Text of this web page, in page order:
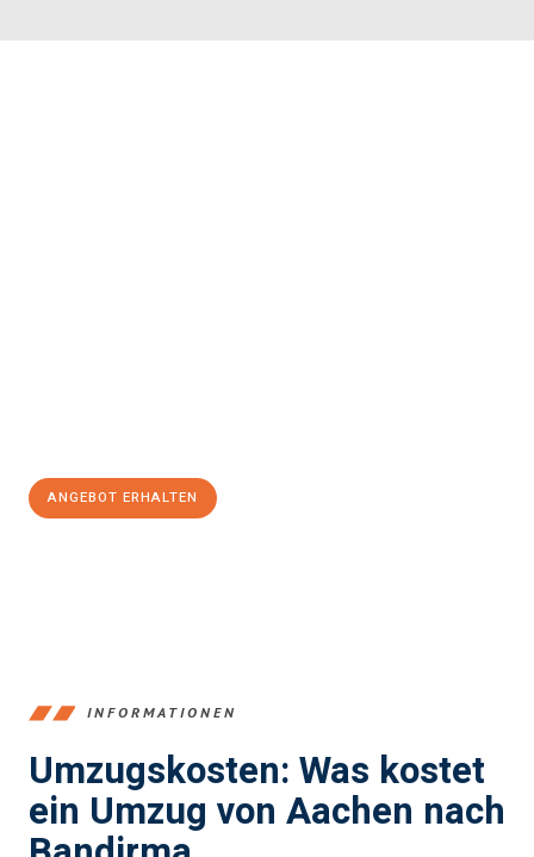
ANGEBOT ERHALTEN
INFORMATIONEN
Umzugskosten: Was kostet
ein Umzug von Aachen nach